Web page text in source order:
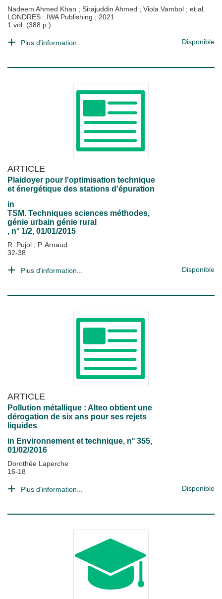
Nadeem Ahmed Khan ; Sirajuddin Ahmed ; Viola Vambol ; et al.
LONDRES : IWA Publishing ; 2021
1 vol. (388 p.)
Plus d'information... Disponible
ARTICLE
Plaidoyer pour l'optimisation technique
et énergétique des stations d'épuration
in
TSM. Techniques sciences méthodes,
génie urbain génie rural
, n° 1/2, 01/01/2015
R. Pujol ; P. Arnaud
32-38
Plus d'information... Disponible
ARTICLE
Pollution métallique : Alteo obtient une
dérogation de six ans pour ses rejets
liquides
in Environnement et technique, n° 355,
01/02/2016
Dorothée Laperche
16-18
Plus d'information... Disponible